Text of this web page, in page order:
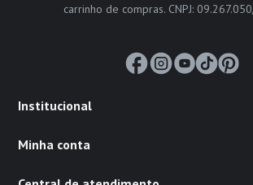
carrinho de compras. CNPJ:
Institucional
Minha conta